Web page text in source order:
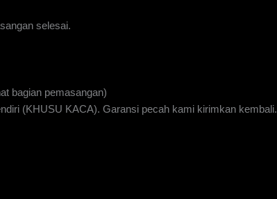
selesai.
bagian pemasangan)
(KHUSU KACA). Garansi pecah kami kirimkan kembali.